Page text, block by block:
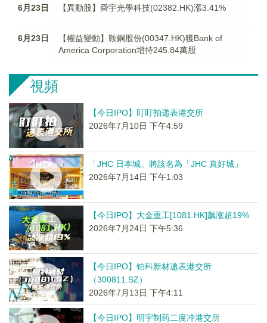
6月23日 【異動股】舜宇光學科技(02382.HK)漲3.41%
6月23日
【權益變動】鞍鋼股份(00347.HK)獲Bank of
America Corporation增持245.84萬股
視頻
【今日IPO】盯盯拍递表港交所
2026年7月10日 下午4:59
「JHC 日本城」將該名為「JHC 真好城」
2026年7月14日 下午1:03
【今日IPO】大金重工[1081.HK]飙涨超19%
2026年7月24日 下午5:36
【今日IPO】铂科新材递表港交所
（300811.SZ）
2026年7月13日 下午4:11
【今日IPO】明宇制药二度冲港交所